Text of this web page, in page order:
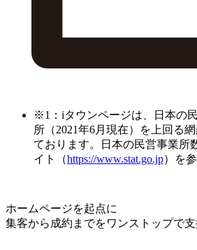
※1：iタウンページは、日本の
所（2021年6月現在）を上回る
ております。日本の民営事業所
イト（https://www.stat.go.jp）を
ホームページを起点に
集客から成約までをワンストップで支